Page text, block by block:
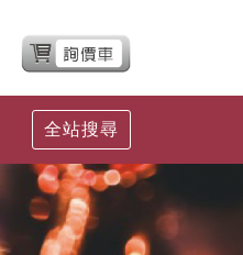
全站搜尋